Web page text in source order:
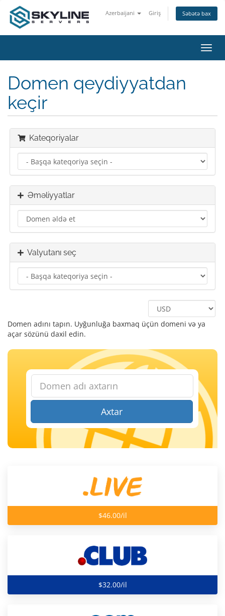
Azerbaijani Giriş Səbətə bax
keçid
Domen qeydiyyatdan
keçir
Kateqoriyalar
Əməliyyatlar
Valyutanı seç
Domen adını tapın. Uyğunluğa baxmaq üçün domeni və ya
açar sözünü daxil edin.
Axtar
$46.00/il
$32.00/il